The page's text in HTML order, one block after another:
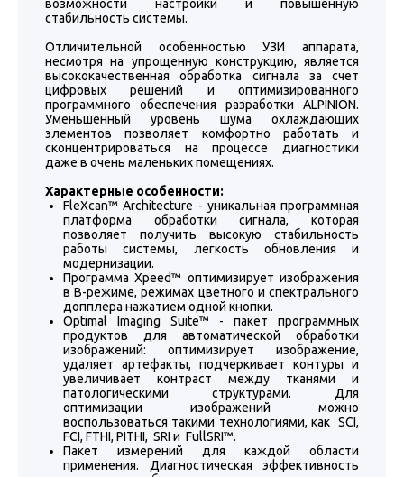
возможности настройки и повышенную
стабильность системы.
Отличительной особенностью УЗИ аппарата,
несмотря на упрощенную конструкцию, является
высококачественная обработка сигнала за счет
цифровых решений и оптимизированного
программного обеспечения разработки ALPINION.
Уменьшенный уровень шума охлаждающих
элементов позволяет комфортно работать и
сконцентрироваться на процессе диагностики
даже в очень маленьких помещениях.
Характерные особенности:
FleXcan™ Architecture - уникальная программная
платформа обработки сигнала, которая
позволяет получить высокую стабильность
работы системы, легкость обновления и
модернизации.
Программа Xpeed™ оптимизирует изображения
в В-режиме, режимах цветного и спектрального
допплера нажатием одной кнопки.
Optimal Imaging Suite™ - пакет программных
продуктов для автоматической обработки
изображений: оптимизирует изображение,
удаляет артефакты, подчеркивает контуры и
увеличивает контраст между тканями и
патологическими структурами. Для
оптимизации изображений можно
воспользоваться такими технологиями, как SCI,
FCI, FTHI, PITHI, SRI и FullSRI™.
Пакет измерений для каждой области
применения. Диагностическая эффективность